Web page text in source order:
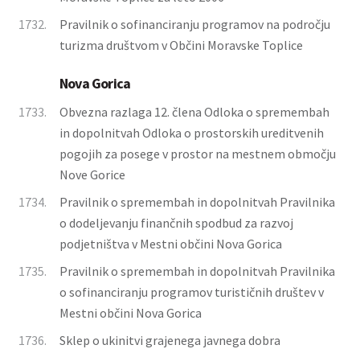
1732.
Pravilnik o sofinanciranju programov na področju
turizma društvom v Občini Moravske Toplice
Nova Gorica
1733.
Obvezna razlaga 12. člena Odloka o spremembah
in dopolnitvah Odloka o prostorskih ureditvenih
pogojih za posege v prostor na mestnem območju
Nove Gorice
1734.
Pravilnik o spremembah in dopolnitvah Pravilnika
o dodeljevanju finančnih spodbud za razvoj
podjetništva v Mestni občini Nova Gorica
1735.
Pravilnik o spremembah in dopolnitvah Pravilnika
o sofinanciranju programov turističnih društev v
Mestni občini Nova Gorica
1736.
Sklep o ukinitvi grajenega javnega dobra